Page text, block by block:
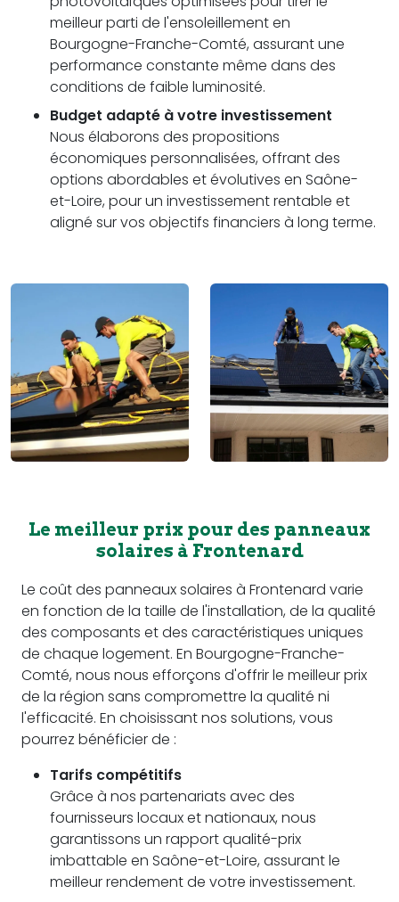
meilleur parti de l'ensoleillement en
Bourgogne-Franche-Comté, assurant une
performance constante même dans des
conditions de faible luminosité.
Budget adapté à votre investissement
Nous élaborons des propositions
économiques personnalisées, offrant des
options abordables et évolutives en Saône-
et-Loire, pour un investissement rentable et
aligné sur vos objectifs financiers à long terme.
Le meilleur prix pour des panneaux
solaires à Frontenard
Le coût des panneaux solaires à Frontenard varie
en fonction de la taille de l'installation, de la qualité
des composants et des caractéristiques uniques
de chaque logement. En Bourgogne-Franche-
Comté, nous nous efforçons d'offrir le meilleur prix
de la région sans compromettre la qualité ni
l'efficacité. En choisissant nos solutions, vous
pourrez bénéficier de :
Tarifs compétitifs
Grâce à nos partenariats avec des
fournisseurs locaux et nationaux, nous
garantissons un rapport qualité-prix
imbattable en Saône-et-Loire, assurant le
meilleur rendement de votre investissement.